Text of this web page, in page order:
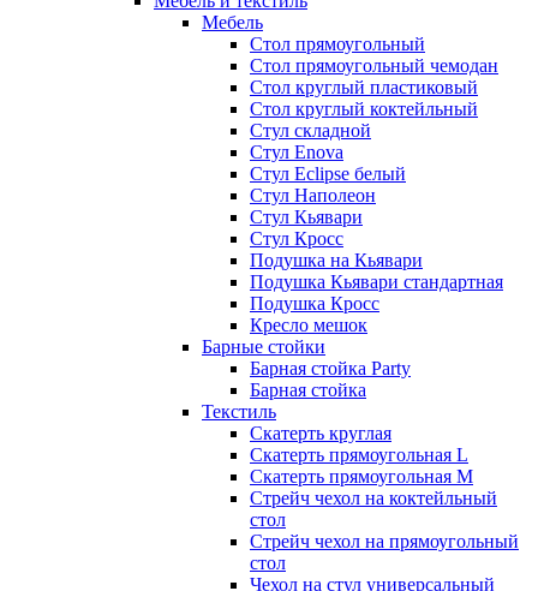
Мебель
Стол прямоугольный
Стол прямоугольный чемодан
Стол круглый пластиковый
Стол круглый коктейльный
Стул складной
Стул Enova
Стул Eclipse белый
Стул Наполеон
Стул Кьявари
Стул Кросс
Подушка на Кьявари
Подушка Кьявари стандартная
Подушка Кросс
Кресло мешок
Барные стойки
Барная стойка Party
Барная стойка
Текстиль
Скатерть круглая
Скатерть прямоугольная L
Скатерть прямоугольная M
Стрейч чехол на коктейльный
стол
Стрейч чехол на прямоугольный
стол
Чехол на стул универсальный